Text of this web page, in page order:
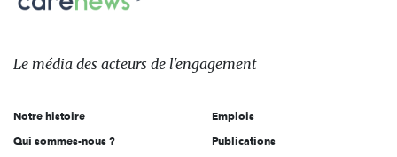
Le
des
l'engagement
Le média des acteurs de l'engagement
Notre histoire
Qui sommes-nous ?
Emplois
Publications